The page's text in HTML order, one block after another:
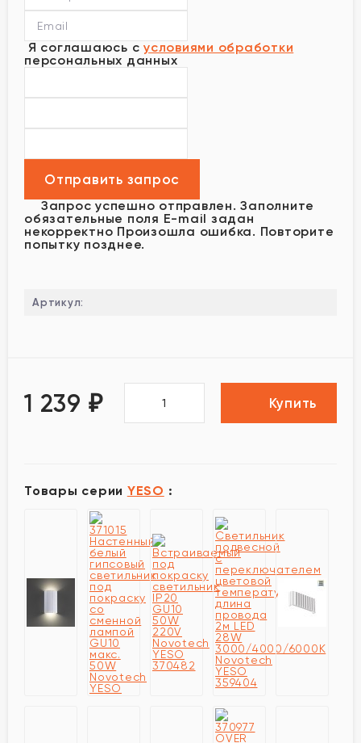
Я соглашаюсь с условиями обработки
персональных данных
Запрос успешно отправлен. Заполните
обязательные поля E-mail задан
некорректно Произошла ошибка. Повторите
попытку позднее.
Артикул:
1 239 ₽ Купить
Товары серии YESO :